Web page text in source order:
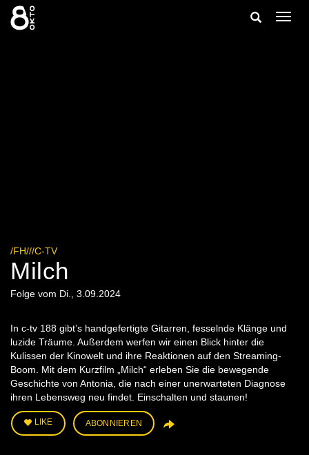
Zum
Inhalt
springen
Suche
/FH///C-TV
Milch
Folge vom Di., 3.09.2024
In c-tv 188 gibt’s handgefertigte Gitarren, fesselnde Klänge und
luzide Träume. Außerdem werfen wir einen Blick hinter die
Kulissen der Kinowelt und ihre Reaktionen auf den Streaming-
Boom. Mit dem Kurzfilm „Milch“ erleben Sie die bewegende
Geschichte von Antonia, die nach einer unerwarteten Diagnose
ihren Lebensweg neu findet. Einschalten und staunen!
LIKE ABONNIEREN